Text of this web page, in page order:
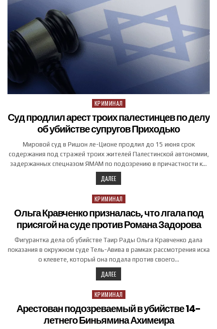
Posted in
КРИМИНАЛ
Суд продлил арест троих палестинцев по делу
об убийстве супругов Приходько
Мировой суд в Ришон ле-Ционе продлил до 15 июня срок
содержания под стражей троих жителей Палестинской автономии,
задержанных спецназом ЯМАМ по подозрению в причастности к…
ДАЛЕЕ
Posted in
КРИМИНАЛ
Ольга Кравченко призналась, что лгала под
присягой на суде против Романа Задорова
Фигурантка дела об убийстве Таир Рады Ольга Кравченко дала
показания в окружном суде Тель-Авива в рамках рассмотрения иска
о клевете, который она подала против своего…
ДАЛЕЕ
Posted in
КРИМИНАЛ
Арестован подозреваемый в убийстве 14-
летнего Биньямина Ахимеира